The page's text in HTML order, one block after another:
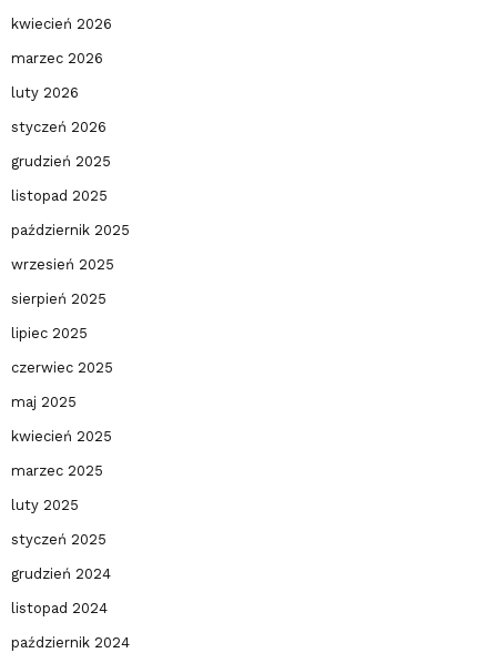
kwiecień 2026
marzec 2026
luty 2026
styczeń 2026
grudzień 2025
listopad 2025
październik 2025
wrzesień 2025
sierpień 2025
lipiec 2025
czerwiec 2025
maj 2025
kwiecień 2025
marzec 2025
luty 2025
styczeń 2025
grudzień 2024
listopad 2024
październik 2024